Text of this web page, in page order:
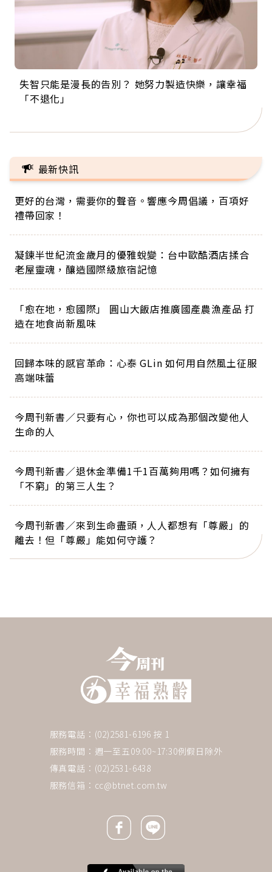
失智只能是漫長的告別？ 她努力製造快樂，讓幸福
「不退化」
來自剛果的巧克力神父 為台灣奉獻36年 「台灣是我
的家，我連作夢都講台語！」
63歲卸矽谷副總、搬回台灣找快樂！「蛋黃哥小
丑」走進安養院，逗樂上萬爺奶：退休後才開始真
104歲打破金氏世界紀錄 成為全球最年長羽球選
手，分享長壽的秘密原來是「這個」
事業巔峰他選擇追夢…黑手阿伯拉小提琴還登上小
巨蛋！連CNN都大讚！
最新快訊
更好的台灣，需要你的聲音。響應今周倡議，百項好
禮帶回家！
凝鍊半世紀流金歲月的優雅蛻變：台中歐酷酒店揉合
老屋靈魂，釀造國際級旅宿記憶
「愈在地，愈國際」 圓山大飯店推廣國產農漁產品 打
造在地食尚新風味
回歸本味的感官革命：心泰 GLin 如何用自然風土征服
高端味蕾
今周刊新書／只要有心，你也可以成為那個改變他人
生命的人
今周刊新書／退休金準備1千1百萬夠用嗎？如何擁有
「不窮」的第三人生？
今周刊新書／來到生命盡頭，人人都想有「尊嚴」的
離去！但「尊嚴」能如何守護？
服務電話：(02)2581-6196 按 1
服務時間：週一至五09:00~17:30例假日除外
傳真電話：(02)2531-6438
服務信箱： cc@btnet.com.tw
Facebook icon
Line icon